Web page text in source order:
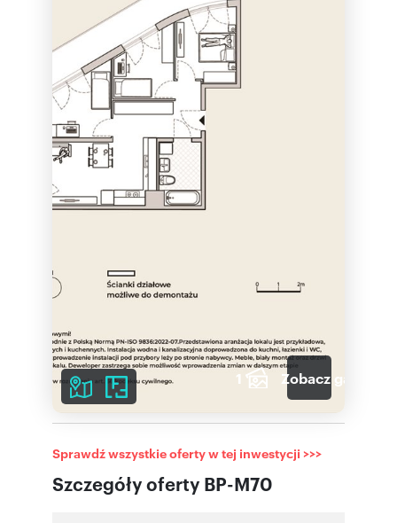
1 Zobacz galerię
Szczegóły oferty BP-M70
Sprawdź wszystkie oferty w tej inwestycji >>>